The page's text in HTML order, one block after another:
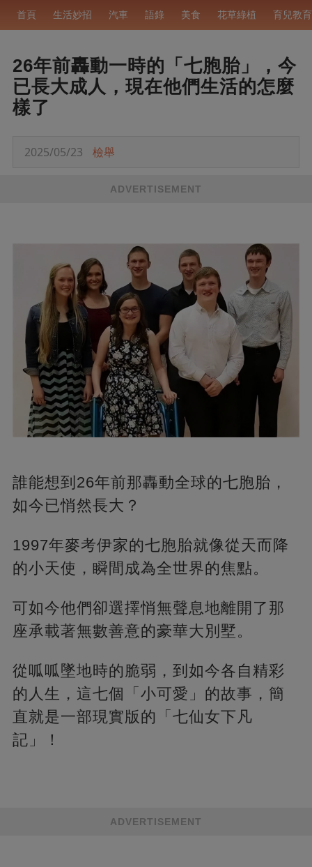
首頁 生活妙招 汽車 語錄 美食 花草綠植 育兒教育
26年前轟動一時的「七胞胎」，今
已長大成人，現在他們生活的怎麼
樣了
2025/05/23 檢舉
ADVERTISEMENT
誰能想到26年前那轟動全球的七胞胎，
如今已悄然長大？
1997年麥考伊家的七胞胎就像從天而降
的小天使，瞬間成為全世界的焦點。
可如今他們卻選擇悄無聲息地離開了那
座承載著無數善意的豪華大別墅。
從呱呱墜地時的脆弱，到如今各自精彩
的人生，這七個「小可愛」的故事，簡
直就是一部現實版的「七仙女下凡
記」！
ADVERTISEMENT